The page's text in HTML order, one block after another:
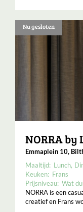
Nu gesloten
NORRA by
Emmaplein 10,
Maaltijd: Lunch
Keuken: Frans
Prijsniveau: Wat
NORRA is een
creatief en Frans